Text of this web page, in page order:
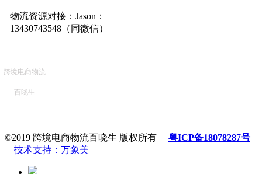
物流资源对接：Jason：
13430743548（同微信）
跨境电商物流
百晓生
©2019 跨境电商物流百晓生 版权所有 粤ICP备18078287号
技术支持：万象美